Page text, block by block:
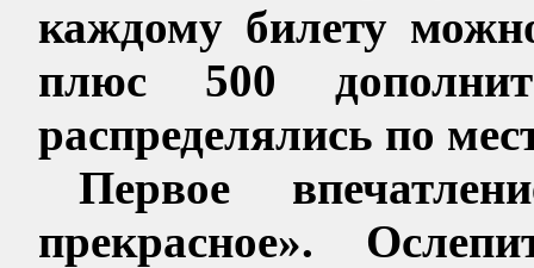
каждому билету
плюс 500
распределялись по
Первое
прекрасное».